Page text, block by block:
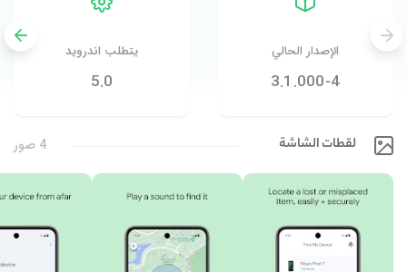
الإصدار الحالي
3.1.000-4
يتطلب اندرويد
5.0
لقطات الشاشة 4 صور